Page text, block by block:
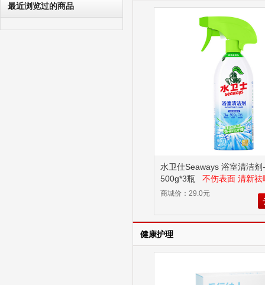
最近浏览过的商品
水卫仕Seaways 浴室清洁剂
500g*3瓶
不伤表面 清新祛
商城价：29.0元
健康护理